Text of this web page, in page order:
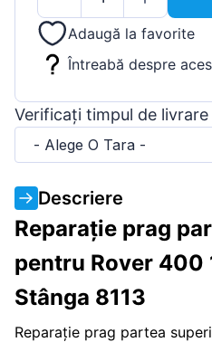
Adaugă la favorite
Întreabă despre
Verificați timpul de livrare
- Alege O Tara -
Descriere
Reparație prag
pentru Rover
Stânga 8113
Reparație prag partea